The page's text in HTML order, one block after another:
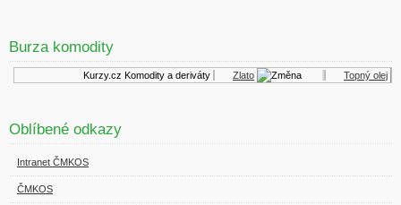
Burza komodity
Kurzy.cz Komodity a deriváty Zlato Topný olej
Oblíbené odkazy
Intranet ČMKOS
ČMKOS